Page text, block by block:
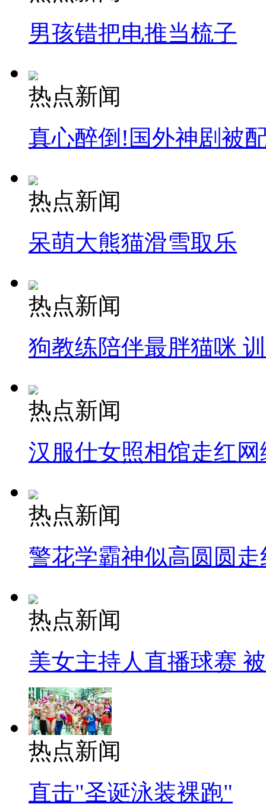
安徽一实载49人客车翻车
走！跟着总书记去植树
消防员救轻生者 花炮节热闹非凡 减压"枕头大战"
纽约上演“枕头大战”
司机酒驾遇交警 急速倒车逃窜
男孩错把电推当梳子
热点新闻
真心醉倒!国外神剧被
热点新闻
呆萌大熊猫滑雪取乐
热点新闻
狗教练陪伴最胖猫咪
热点新闻
汉服仕女照相馆走红网
热点新闻
警花学霸神似高圆圆走
热点新闻
美女主持人直播球赛
热点新闻
直击"圣诞泳装裸跑"